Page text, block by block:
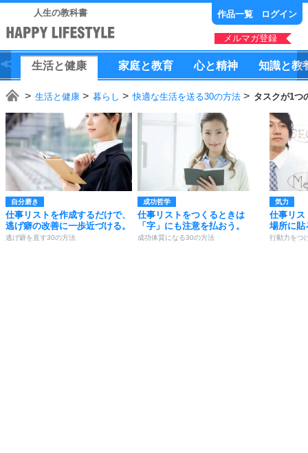
人生の教科書 作品一覧 ログイン
メルマガ登録
生活と健康 家庭と教育 心と精神 知識と教
生活と健康 暮らし 快適な生活を送る30の方法 タスクが1つ
自分磨き
仕事リストを作成するだけで、
逃げ癖の改善に一歩近づける。
逃げ癖を直す30の方法
成功哲学
仕事リストをつくるときは
「字」にも注意を払おう。
成功体質になる30の方法
気力
仕事リス
場所に貼
行動力をつ